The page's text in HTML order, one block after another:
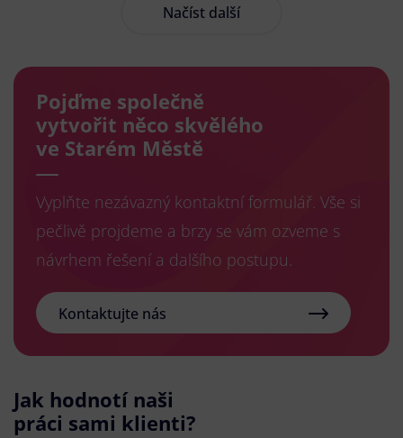
Načíst další
Pojďme společně
vytvořit něco skvělého
ve Starém Městě
Vyplňte nezávazný kontaktní formulář. Vše si
pečlivě projdeme a brzy se vám ozveme s
návrhem řešení a dalšího postupu.
Kontaktujte nás
Jak hodnotí naši
práci sami klienti?